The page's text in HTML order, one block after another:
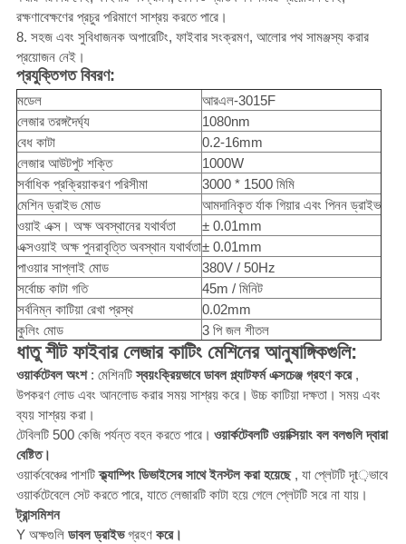
রক্ষণাবেক্ষণের প্রচুর পরিমাণে সাশ্রয় করতে পারে।
8. সহজ এবং সুবিধাজনক অপারেটিং, ফাইবার সংক্রমণ, আলোর পথ সামঞ্জস্য করার
প্রয়োজন নেই।
প্রযুক্তিগত বিবরণ:
মডেল
আরএল-3015F
লেজার তরঙ্গদৈর্ঘ্য
1080nm
বেধ কাটা
0.2-16mm
লেজার আউটপুট শক্তি
1000W
সর্বাধিক প্রক্রিয়াকরণ পরিসীমা
3000 * 1500 মিমি
মেশিন ড্রাইভ মোড
আমদানিকৃত র্যাক গিয়ার এবং পিনন ড্রাইভ
ওয়াই এক্স। অক্ষ অবস্থানের যথার্থতা
± 0.01mm
এক্সওয়াই অক্ষ পুনরাবৃত্তি অবস্থান যথার্থতা± 0.01mm
পাওয়ার সাপ্লাই মোড
380V / 50Hz
সর্বোচ্চ কাটা গতি
45m / মিনিট
সর্বনিম্ন কাটিয়া রেখা প্রস্থ
0.02mm
কুলিং মোড
3 পি জল শীতল
ধাতু শীট ফাইবার লেজার কাটিং মেশিনের আনুষাঙ্গিকগুলি:
ওয়ার্কটেবল অংশ: মেশিনটিস্বয়ংক্রিয়ভাবে ডাবল প্ল্যাটফর্ম এক্সচেঞ্জ গ্রহণ করে,
উপকরণ লোড এবং আনলোড করার সময় সাশ্রয় করে। উচ্চ কাটিয়া দক্ষতা। সময় এবং
ব্যয় সাশ্রয় করা।
টেবিলটি 500 কেজি পর্যন্ত বহন করতে পারে। ওয়ার্কটেবলটি ওয়াক্সিয়াং বল বলগুলি দ্বারা
বেষ্টিত।
ওয়ার্কবেঞ্চের পাশটিক্ল্যাম্পিং ডিভাইসের সাথে ইনস্টল করা হয়েছে, যা প্লেটটি দৃt়ভাবে
ওয়ার্কটেবেলে সেট করতে পারে, যাতে লেজারটি কাটা হয়ে গেলে প্লেটটি সরে না যায়।
ট্রান্সমিশন
Y অক্ষগুলি ডাবল ড্রাইভগ্রহণ করে।